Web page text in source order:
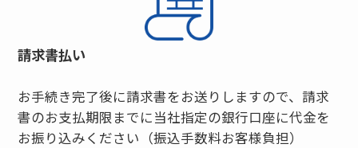
請求書払い
お手続き完了後に請求書をお送りしますので、請求
書のお支払期限までに当社指定の銀行口座に代金を
お振り込みください （振込手数料お客様負担）